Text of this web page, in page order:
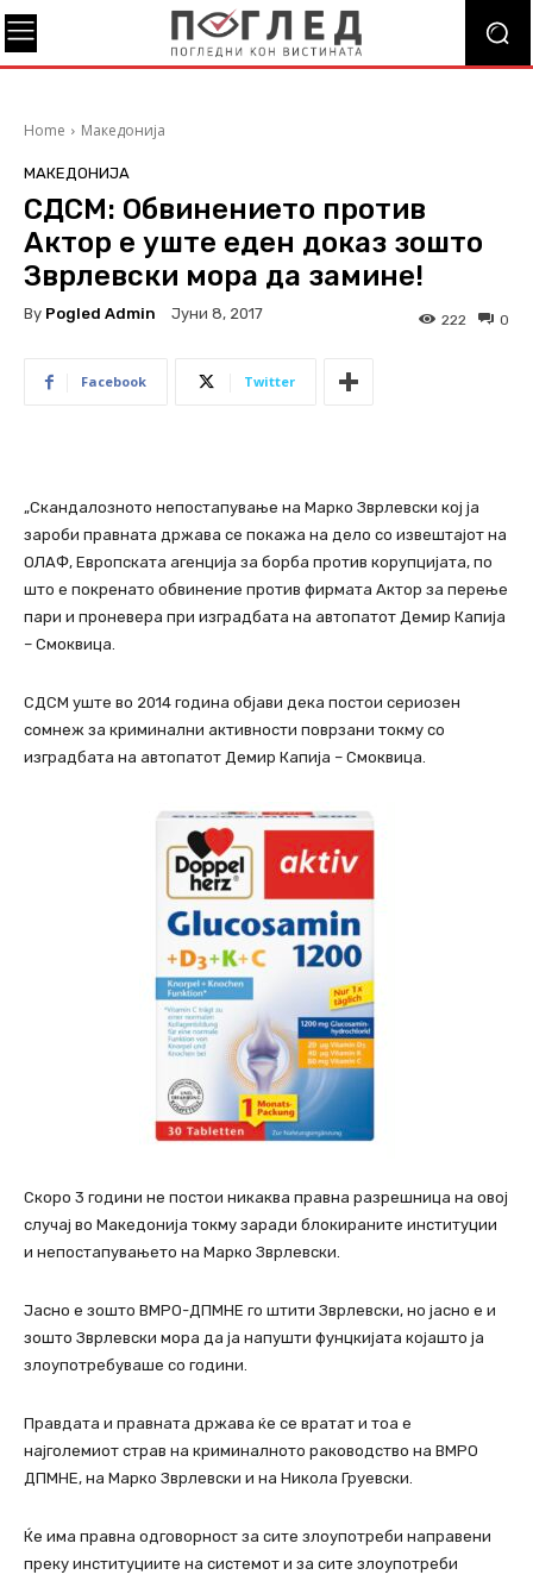
Home Македонија
МАКЕДОНИЈА
СДСМ: Обвинението против
Актор е уште еден доказ зошто
Зврлевски мора да замине!
By Pogled Admin Јуни 8, 2017 0
222
Facebook Twitter
„Скандалозното непостапување на Марко Зврлевски кој ја
зароби правната држава се покажа на дело со извештајот на
ОЛАФ, Европската агенција за борба против корупцијата, по
што е покренато обвинение против фирмата Актор за перење
пари и проневера при изградбата на автопатот Демир Капија
– Смоквица.
СДСМ уште во 2014 година објави дека постои сериозен
сомнеж за криминални активности поврзани токму со
изградбата на автопатот Демир Капија – Смоквица.
Скоро 3 години не постои никаква правна разрешница на овој
случај во Македонија токму заради блокираните институции
и непостапувањето на Марко Зврлевски.
Јасно е зошто ВМРО-ДПМНЕ го штити Зврлевски, но јасно е и
зошто Зврлевски мора да ја напушти фунцкијата којашто ја
злоупотребуваше со години.
Правдата и правната држава ќе се вратат и тоа е
најголемиот страв на криминалното раководство на ВМРО
ДПМНЕ, на Марко Зврлевски и на Никола Груевски.
Ќе има правна одговорност за сите злоупотреби направени
преку институциите на системот и за сите злоупотреби